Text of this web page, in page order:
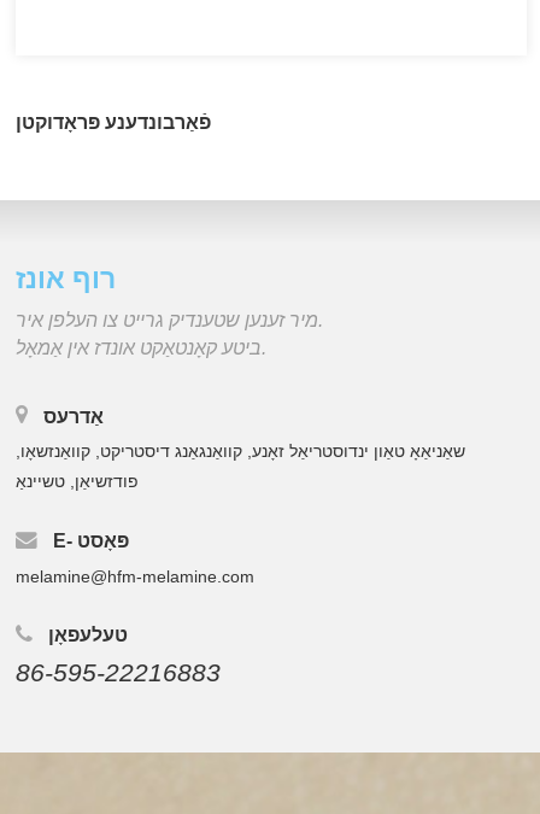
פֿאַרבונדענע פּראָדוקטן
רוף אונז
מיר זענען שטענדיק גרייט צו העלפן איר.
ביטע קאָנטאַקט אונדז אין אַמאָל.
אַדרעס
שאַניאַאָ טאַון ינדוסטריאַל זאָנע, קוואַנגאַנג דיסטריקט, קוואַנזשאָו,
פודזשיאַן, טשיינאַ
E- פּאָסט
melamine@hfm-melamine.com
טעלעפאָן
86-595-22216883